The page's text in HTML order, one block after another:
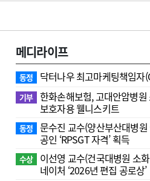
지침·기준·평가 약제급
메디라이프
동정 닥터나우 최고마케팅책임자
기부 한화손해보험, 고대안암병
보호자용 웰니스키트
동정
문수진 교수( 양산부산대병
공인 ‘RPSGT 자격’ 획득
수상
이선영 교수(건국대병원 소
네이처 ‘2026년 편집 공로상’